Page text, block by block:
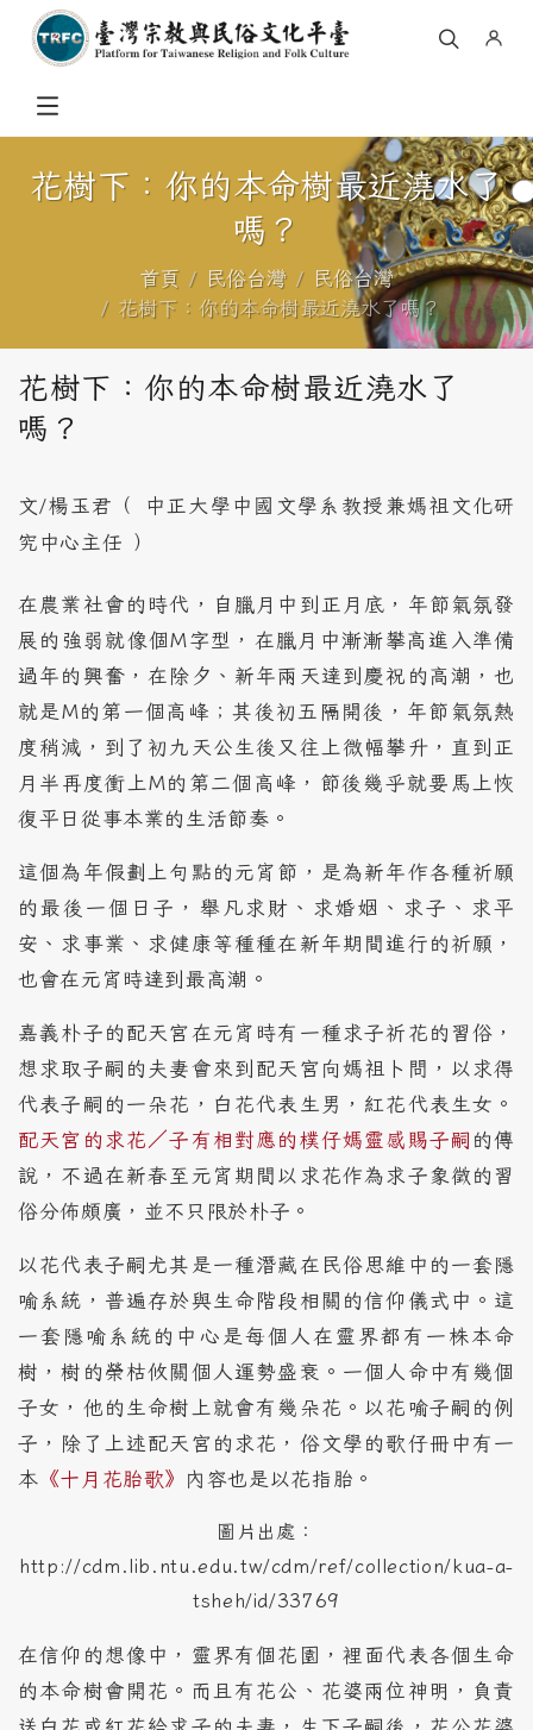
花樹下：你的本命樹最近澆水了
嗎？
首頁 民俗台灣
民俗台灣
花樹下：你的本命樹最近澆水了嗎？
花樹下：你的本命樹最近澆水了
嗎？
文/楊玉君（ 中正大學中國文學系教授兼媽祖文化研
究中心主任 ）
在農業社會的時代，自臘月中到正月底，年節氣氛發
展的強弱就像個M字型，在臘月中漸漸攀高進入準備
過年的興奮，在除夕、新年兩天達到慶祝的高潮，也
就是M的第一個高峰；其後初五隔開後，年節氣氛熱
度稍減，到了初九天公生後又往上微幅攀升，直到正
月半再度衝上M的第二個高峰，節後幾乎就要馬上恢
復平日從事本業的生活節奏。
這個為年假劃上句點的元宵節，是為新年作各種祈願
的最後一個日子，舉凡求財、求婚姻、求子、求平
安、求事業、求健康等種種在新年期間進行的祈願，
也會在元宵時達到最高潮。
嘉義朴子的配天宮在元宵時有一種求子祈花的習俗，
想求取子嗣的夫妻會來到配天宮向媽祖卜問，以求得
代表子嗣的一朵花，白花代表生男，紅花代表生女。
配天宮的求花／子有相對應的樸仔媽靈感賜子嗣 的傳
說，不過在新春至元宵期間以求花作為求子象徵的習
俗分佈頗廣，並不只限於朴子。
以花代表子嗣尤其是一種潛藏在民俗思維中的一套隱
喻系統，普遍存於與生命階段相關的信仰儀式中。這
一套隱喻系統的中心是每個人在靈界都有一株本命
樹，樹的榮枯攸關個人運勢盛衰。一個人命中有幾個
子女，他的生命樹上就會有幾朵花。以花喻子嗣的例
子，除了上述配天宮的求花，俗文學的歌仔冊中有一
本 《十月花胎歌》 內容也是以花指胎。
圖片出處：
http://cdm.lib.ntu.edu.tw/cdm/ref/collection/kua-a-
tsheh/id/33769
在信仰的想像中，靈界有個花園，裡面代表各個生命
的本命樹會開花。而且有花公、花婆兩位神明，負責